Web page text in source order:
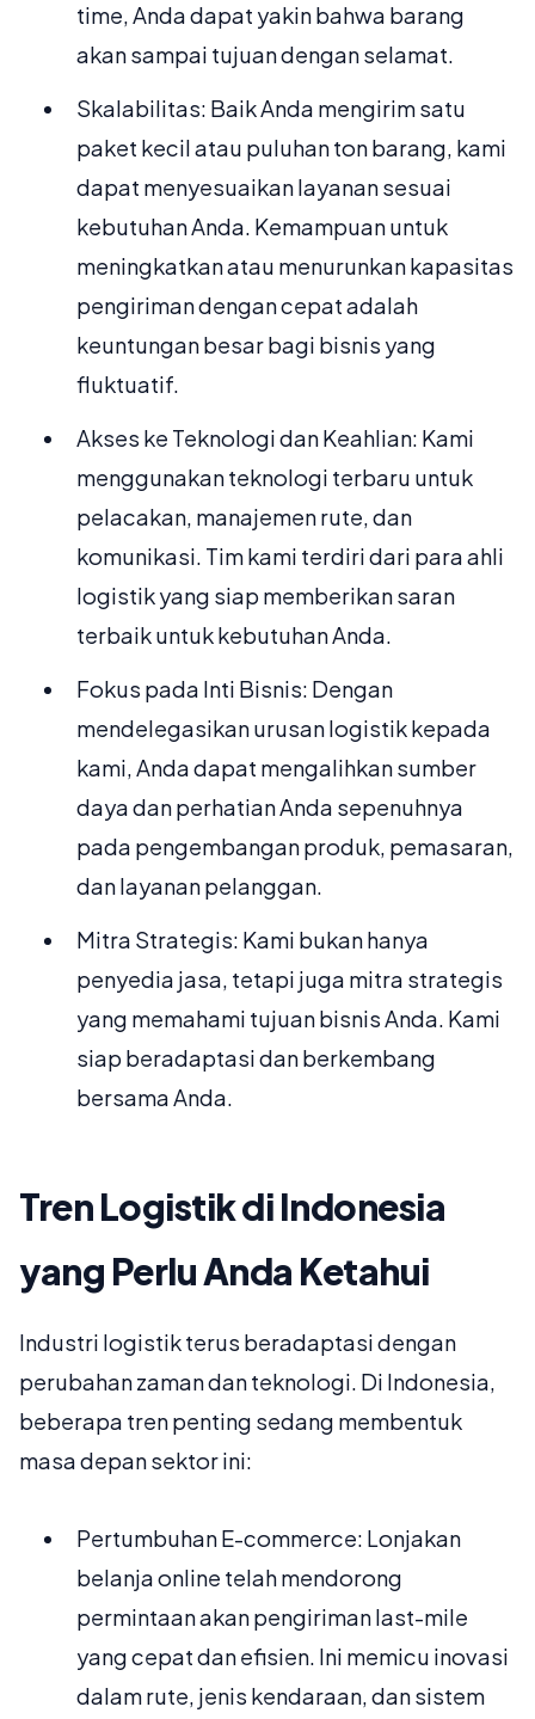
time, Anda dapat yakin bahwa barang
akan sampai tujuan dengan selamat.
Skalabilitas: Baik Anda mengirim satu
paket kecil atau puluhan ton barang, kami
dapat menyesuaikan layanan sesuai
kebutuhan Anda. Kemampuan untuk
meningkatkan atau menurunkan kapasitas
pengiriman dengan cepat adalah
keuntungan besar bagi bisnis yang
fluktuatif.
Akses ke Teknologi dan Keahlian: Kami
menggunakan teknologi terbaru untuk
pelacakan, manajemen rute, dan
komunikasi. Tim kami terdiri dari para ahli
logistik yang siap memberikan saran
terbaik untuk kebutuhan Anda.
Fokus pada Inti Bisnis: Dengan
mendelegasikan urusan logistik kepada
kami, Anda dapat mengalihkan sumber
daya dan perhatian Anda sepenuhnya
pada pengembangan produk, pemasaran,
dan layanan pelanggan.
Mitra Strategis: Kami bukan hanya
penyedia jasa, tetapi juga mitra strategis
yang memahami tujuan bisnis Anda. Kami
siap beradaptasi dan berkembang
bersama Anda.
Tren Logistik di Indonesia
yang Perlu Anda Ketahui
Industri logistik terus beradaptasi dengan
perubahan zaman dan teknologi. Di Indonesia,
beberapa tren penting sedang membentuk
masa depan sektor ini:
Pertumbuhan E-commerce: Lonjakan
belanja online telah mendorong
permintaan akan pengiriman last-mile
yang cepat dan efisien. Ini memicu inovasi
dalam rute, jenis kendaraan, dan sistem